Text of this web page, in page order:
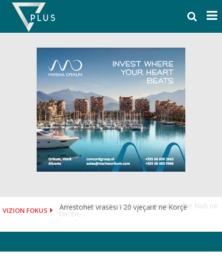
Skip
content
VIZION FOKUS Arrestohet vrasësi i 20 vjeçarit në Korçë